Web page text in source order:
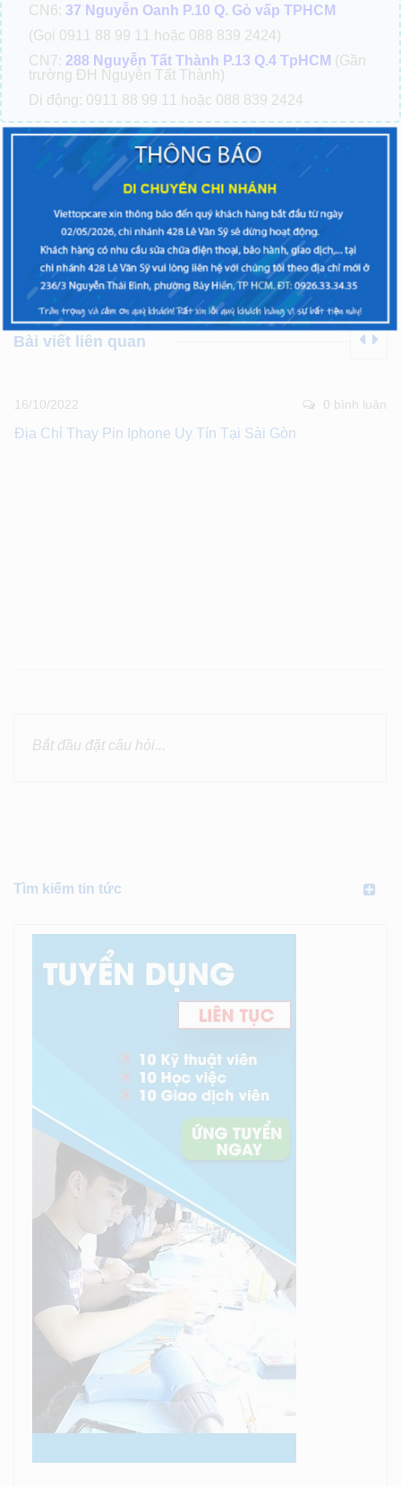
CN6: 37 Nguyễn Oanh P.10 Q. Gò vấp TPHCM
(Gọi 0911 88 99 11 hoặc 088 839 2424)
CN7: 288 Nguyễn Tất Thành P.13 Q.4 TpHCM (Gần
trường ĐH Nguyễn Tất Thành)
Di động: 0911 88 99 11 hoặc 088 839 2424
Tổng đài:0911.8899.11 Nhấp để gọi
(Phím 1: Tư vấn báo giá, Phím 2: Hỏi tình trạng máy, Phím
3: Phản ánh chất lượng)
VIETTOPCARE – TRAO CHẤT LƯỢNG – NHẬN NIỀM
TIN
Bài trước Bài tiếp theo
Bài viết liên quan
16/10/2022 0 bình luân
Địa Chỉ Thay Pin Iphone Uy Tín Tại Sài Gòn
Tìm kiếm tin tức